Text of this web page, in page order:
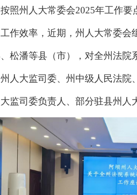
按照州人大常委会2025年工作
作效率，近期，州人大常委会
松潘等县（市），对全州法院
人大监司委、州中级人民法院
监司委负责人、部分驻县州人